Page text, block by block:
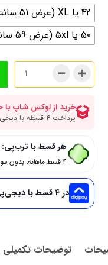
42 یا XL (عرض 51 سانت)
50 یا 5xl (عرض 59 سانت)
هر قسط با ترب‌پی:
۴ قسط ماهانه. بدون سود، چک و ضامن.
در ۴ قسط با دیجی‌پی
توضیحات تکمیلی